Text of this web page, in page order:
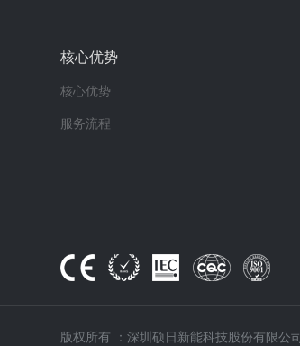
核心优势
核心优势
服务流程
版权所有 ：深圳硕日新能科技股份有限公司